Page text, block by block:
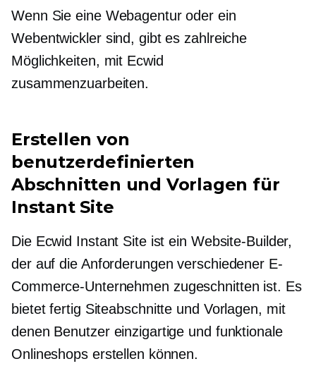
Wenn Sie eine Webagentur oder ein
Webentwickler sind, gibt es zahlreiche
Möglichkeiten, mit Ecwid
zusammenzuarbeiten.
Erstellen von
benutzerdefinierten
Abschnitten und Vorlagen für
Instant Site
Die Ecwid Instant Site ist ein Website-Builder,
der auf die Anforderungen verschiedener E-
Commerce-Unternehmen zugeschnitten ist. Es
bietetfertig Siteabschnitte und Vorlagen, mit
denen Benutzer einzigartige und funktionale
Onlineshops erstellen können.